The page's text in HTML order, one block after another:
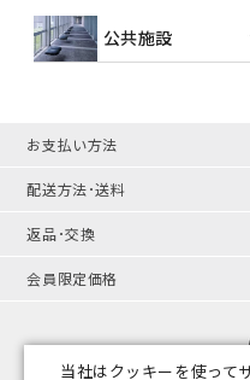
公共施設
お支払い方法
配送方法･送料
返品･交換
会員限定価格
当社はクッキーを使って